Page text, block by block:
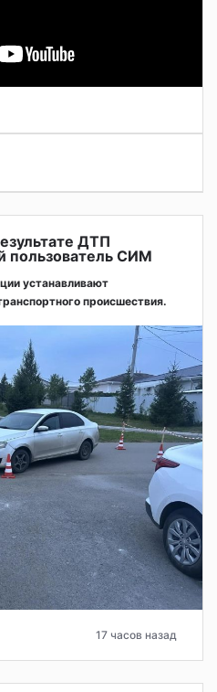
ДТП
пользователь СИМ
устанавливают
происшествия.
17 часов назад